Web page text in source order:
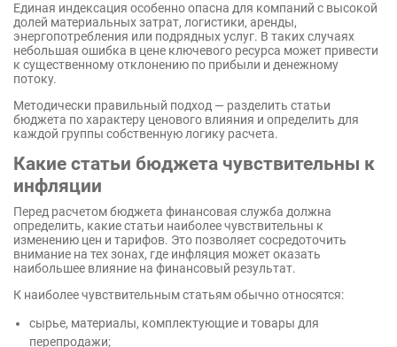
Единая индексация особенно опасна для компаний с высокой
долей материальных затрат, логистики, аренды,
энергопотребления или подрядных услуг. В таких случаях
небольшая ошибка в цене ключевого ресурса может привести
к существенному отклонению по прибыли и денежному
потоку.
Методически правильный подход — разделить статьи
бюджета по характеру ценового влияния и определить для
каждой группы собственную логику расчета.
Какие статьи бюджета чувствительны к
инфляции
Перед расчетом бюджета финансовая служба должна
определить, какие статьи наиболее чувствительны к
изменению цен и тарифов. Это позволяет сосредоточить
внимание на тех зонах, где инфляция может оказать
наибольшее влияние на финансовый результат.
К наиболее чувствительным статьям обычно относятся:
сырье, материалы, комплектующие и товары для
перепродажи;